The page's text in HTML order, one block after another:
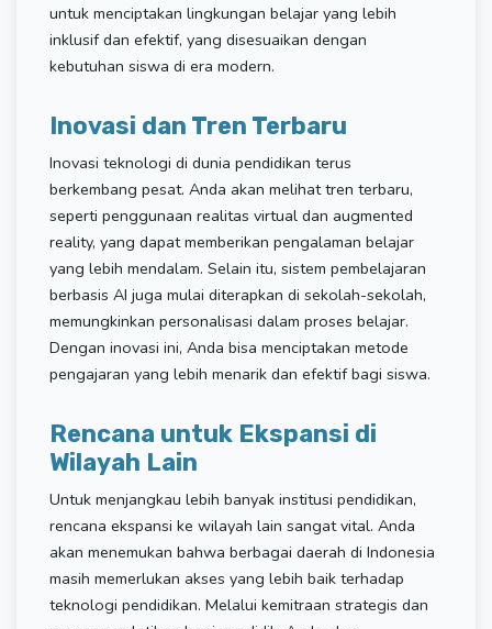
untuk menciptakan lingkungan belajar yang lebih
inklusif dan efektif, yang disesuaikan dengan
kebutuhan siswa di era modern.
Inovasi dan Tren Terbaru
Inovasi teknologi di dunia pendidikan terus
berkembang pesat. Anda akan melihat tren terbaru,
seperti penggunaan realitas virtual dan augmented
reality, yang dapat memberikan pengalaman belajar
yang lebih mendalam. Selain itu, sistem pembelajaran
berbasis AI juga mulai diterapkan di sekolah-sekolah,
memungkinkan personalisasi dalam proses belajar.
Dengan inovasi ini, Anda bisa menciptakan metode
pengajaran yang lebih menarik dan efektif bagi siswa.
Rencana untuk Ekspansi di
Wilayah Lain
Untuk menjangkau lebih banyak institusi pendidikan,
rencana ekspansi ke wilayah lain sangat vital. Anda
akan menemukan bahwa berbagai daerah di Indonesia
masih memerlukan akses yang lebih baik terhadap
teknologi pendidikan. Melalui kemitraan strategis dan